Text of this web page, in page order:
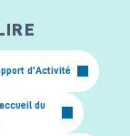
d'Activité
du